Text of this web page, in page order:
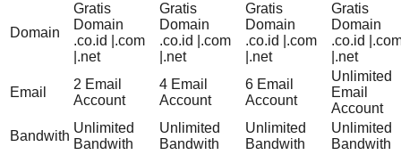
Domain
Gratis
Domain
.co.id |.com
|.net
Gratis
Domain
.co.id |.com
|.net
Gratis
Domain
.co.id |.com
|.net
Gratis
Domain
.co.id
|.net
Email
2 Email
Account
4 Email
Account
6 Email
Account
Unlimited
Email
Account
Bandwith
Unlimited
Bandwith
Unlimited
Bandwith
Unlimited
Bandwith
Unlimited
Bandwith